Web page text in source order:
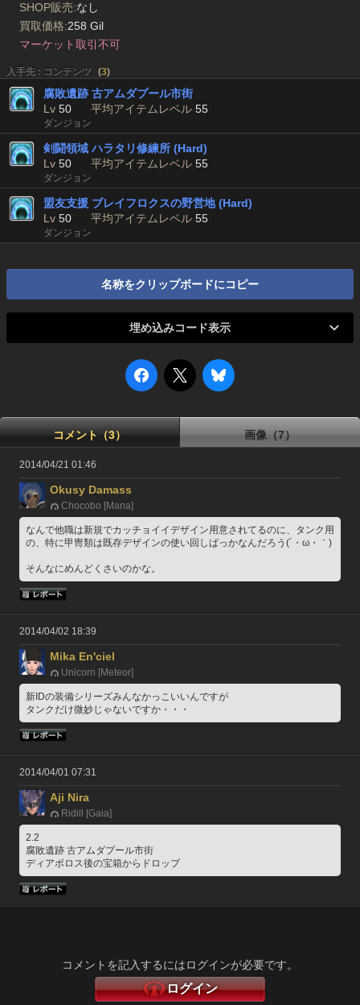
SHOP販売:なし
買取価格:258 Gil
マーケット取引不可
入手先 : コンテンツ (3)
腐敗遺跡 古アムダプール市街
Lv 50 平均アイテムレベル 55
ダンジョン
剣闘領域 ハラタリ修練所 (Hard)
Lv 50 平均アイテムレベル 55
ダンジョン
盟友支援 ブレイフロクスの野営地 (Hard)
Lv 50 平均アイテムレベル 55
ダンジョン
名称をクリップボードにコピー
埋め込みコード表示
コメント（3） 画像（7）
2014/04/21 01:46
Okusy Damass
Chocobo [Mana]
なんで他職は新規でカッチョイイデザイン用意されてるのに、タンク用
の、特に甲冑類は既存デザインの使い回しばっかなんだろう(´・ω・｀)
そんなにめんどくさいのかな。
2014/04/02 18:39
Mika En'ciel
Unicorn [Meteor]
新IDの装備シリーズみんなかっこいいんですが
タンクだけ微妙じゃないですか・・・
2014/04/01 07:31
Aji Nira
Ridill [Gaia]
2.2
腐敗遺跡 古アムダプール市街
ディアボロス後の宝箱からドロップ
コメントを記入するにはログインが必要です。
ログイン